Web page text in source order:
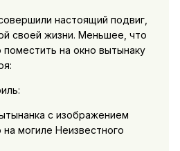
настоящий подвиг,
своей жизни. Меньшее, что
на окно вытынаку
с изображением
могиле Неизвестного